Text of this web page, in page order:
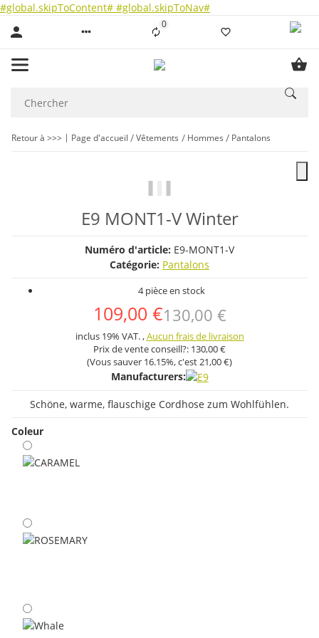
#global.skipToContent# #global.skipToNav#
0Liste ist leer
Retour à >>> Page d'accueil Vêtements Hommes Pantalons
E9 MONT1-V Winter
Numéro d'article: E9-MONT1-V
Catégorie: Pantalons
4 pièce en stock
109,00 €130,00 €
inclus 19% VAT. ,Aucun frais de livraison
Prix ​​de vente conseill?: 130,00 €
(Vous sauver 16.15%, c'est21,00 €)
Manufacturers:
Schöne, warme, flauschige Cordhose zum Wohlfühlen.
Coleur
CARAMEL
ROSEMARY